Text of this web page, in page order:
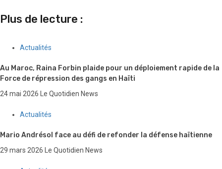
Plus de lecture :
Actualités
Au Maroc, Raina Forbin plaide pour un déploiement rapide de la
Force de répression des gangs en Haïti
24 mai 2026 Le Quotidien News
Actualités
Mario Andrésol face au défi de refonder la défense haïtienne
29 mars 2026 Le Quotidien News